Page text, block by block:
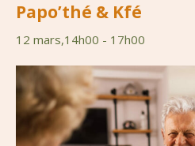
Papo’thé & Kfé
12 mars,14h00 - 17h00